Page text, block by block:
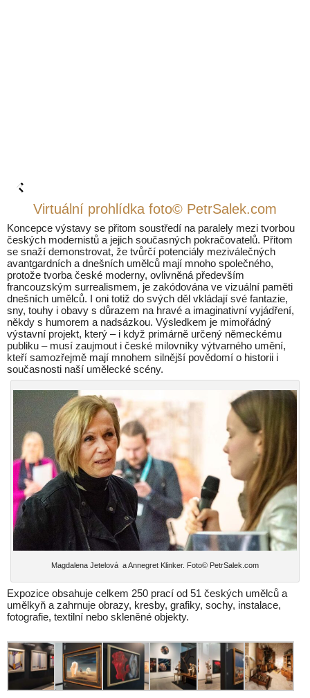
Virtuální prohlídka foto© PetrSalek.com
Koncepce výstavy se přitom soustředí na paralely mezi tvorbou
českých modernistů a jejich současných pokračovatelů. Přitom
se snaží demonstrovat, že tvůrčí potenciály meziválečných
avantgardních a dnešních umělců mají mnoho společného,
protože tvorba české moderny, ovlivněná především
francouzským surrealismem, je zakódována ve vizuální paměti
dnešních umělců. I oni totiž do svých děl vkládají své fantazie,
sny, touhy i obavy s důrazem na hravé a imaginativní vyjádření,
někdy s humorem a nadsázkou. Výsledkem je mimořádný
výstavní projekt, který – i když primárně určený německému
publiku – musí zaujmout i české milovníky výtvarného umění,
kteří samozřejmě mají mnohem silnější povědomí o historii i
současnosti naší umělecké scény.
Magdalena Jetelová a Annegret Klinker. Foto© PetrSalek.com
Expozice obsahuje celkem 250 prací od 51 českých umělců a
umělkyň a zahrnuje obrazy, kresby, grafiky, sochy, instalace,
fotografie, textilní nebo skleněné objekty.